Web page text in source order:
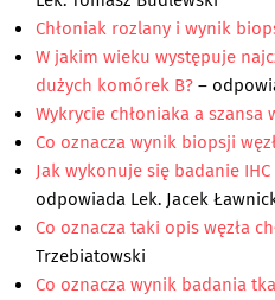
Chłoniak rozlany i wynik
W jakim wieku występuje
dużych komórek B?–
Wykrycie chłoniaka a szansa
Co oznacza wynik biopsji
Jak wykonuje się badanie
odpowiada Lek. Jacek
Co oznacza taki opis węzła
Trzebiatowski
Co oznacza wynik badania